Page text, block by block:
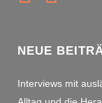
NEUE
Interviews mit